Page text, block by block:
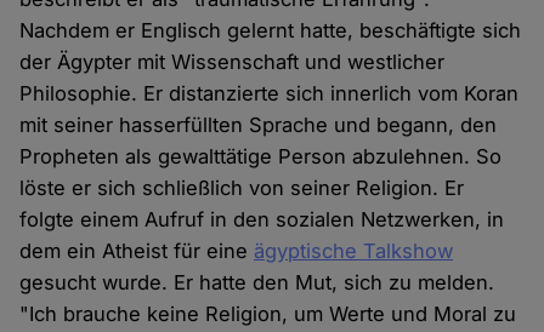
Nachdem er Englisch gelernt hatte, beschäftigte sich
der Ägypter mit Wissenschaft und westlicher
Philosophie. Er distanzierte sich innerlich vom Koran
mit seiner hasserfüllten Sprache und begann, den
Propheten als gewalttätige Person abzulehnen. So
löste er sich schließlich von seiner Religion. Er
folgte einem Aufruf in den sozialen Netzwerken, in
dem ein Atheist für eine ägyptische Talkshow
gesucht wurde. Er hatte den Mut, sich zu melden.
"Ich brauche keine Religion, um Werte und Moral zu